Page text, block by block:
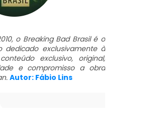
o Breaking Bad Brasil é o
dedicado exclusivamente à
exclusivo, original,
e compromisso a obra
Autor: Fábio Lins